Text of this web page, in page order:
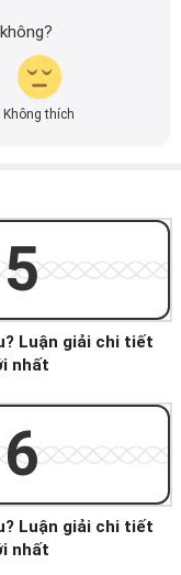
Không thích
Luận giải chi tiết
nhất
Luận giải chi tiết
nhất